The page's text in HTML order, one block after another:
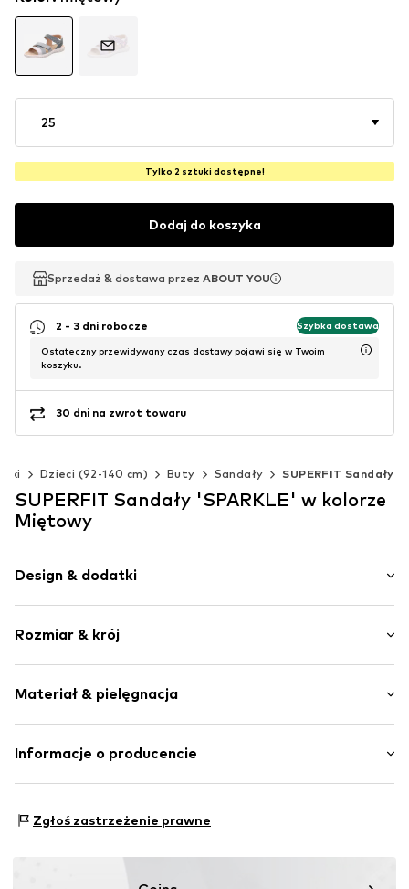
25
Tylko 2 sztuki dostępne!
Dodaj do koszyka
Sprzedaż & dostawa przez ABOUT YOU
Sprzedaż & dostawa przez ABOUT YOU
Sprzedaż & dostawa przez ABOUT YOU
2 - 3 dni robocze Szybka dostawa
Ostateczny przewidywany czas dostawy pojawi się w Twoim
koszyku.
30 dni na zwrot towaru
Dzieci (92-140 cm) Buty Sandały SUPERFIT Sandały
SUPERFIT Sandały 'SPARKLE' w kolorze
Miętowy
Design & dodatki
Imitacja skóry
Otwarty nosek
Profil podeszwy
Elastyczna podeszwa
Zamek na rzepę
Nr artykułu SUFgws8001000001
Rozmiar & krój
Materiał & pielęgnacja
Materiał wierzchni: Syntetyczny materiał
Kraj pochodzenia: Indie
Informacje o producencie
8073 Feldkirchen bei Graz
Zgłoś zastrzeżenie prawne